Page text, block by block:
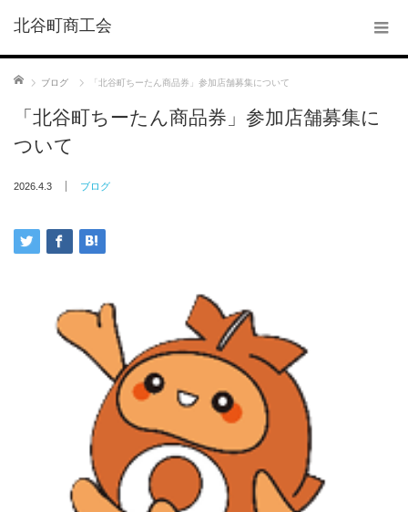
北谷町商工会
ホーム ブログ 「北谷町ちーたん商品券」参加店舗募集について
「北谷町ちーたん商品券」参加店舗募集に
ついて
2026.4.3 ブログ